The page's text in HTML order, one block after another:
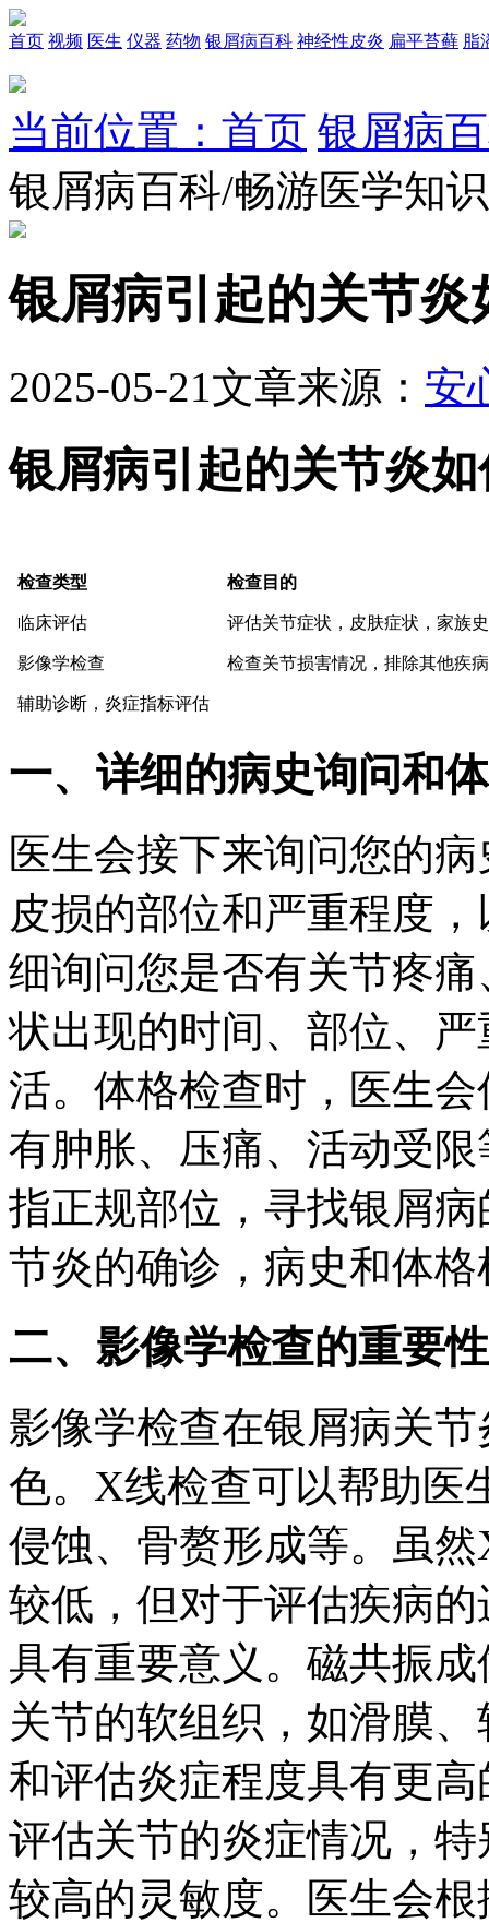
首页 视频 医生 仪器 药物 银屑病百科 神经性皮炎 扁平苔藓 脂
当前位置：首页 银屑病
银屑病百科/畅游医学知
银屑病引起的关节炎
2025-05-21文章来源： 安
银屑病引起的关节炎
检查类型 检查目的
临床评估 评估关节症状，皮肤症状，家族
影像学检查 检查关节损害情况，排除其他疾病
辅助诊断，炎症指标评估
一、详细的病史询问和
医生会接下来询问您的
皮损的部位和严重程度
细询问您是否有关节疼
状出现的时间、部位、
活。体格检查时，医生
有肿胀、压痛、活动受
指正规部位，寻找银屑
节炎的确诊，病史和体
二、影像学检查的重要性
影像学检查在银屑病关
色。X线检查可以帮助医
侵蚀、骨赘形成等。虽
较低，但对于评估疾病
具有重要意义。磁共振
关节的软组织，如滑膜
和评估炎症程度具有更
评估关节的炎症情况，
较高的灵敏度。医生会